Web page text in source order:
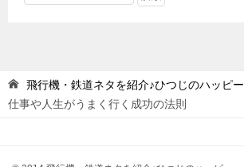
飛行機・鉄道ネタを紹介♪ひつじのハッピー
仕事や人生がうまく行く成功の法則